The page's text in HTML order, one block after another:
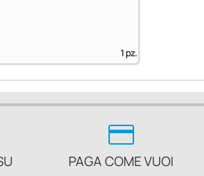
1 pz.
credit_card
PAGA COME VUOI